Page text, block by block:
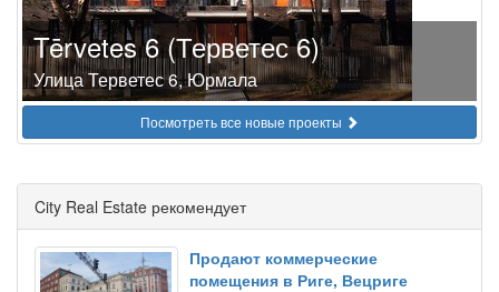
Tērvetes 6 (Терветес 6)
Улица Терветес 6, Юрмала
Посмотреть все новые проекты
City Real Estate рекомендует
Продают коммерческие
помещения в Риге, Вецриге